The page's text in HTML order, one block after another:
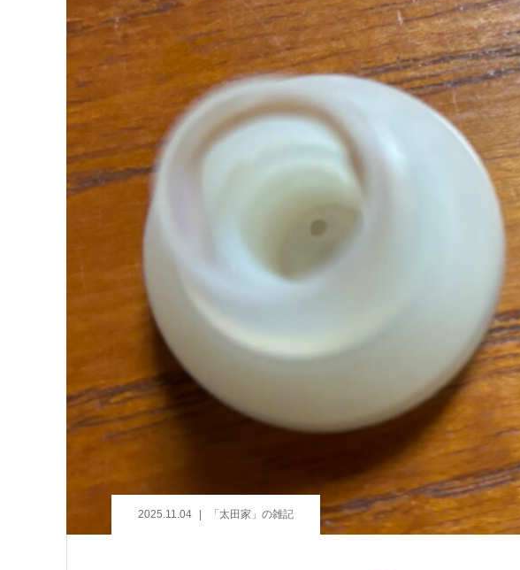
2025.11.04 「太田家」の雑記